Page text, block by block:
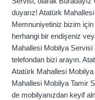
duyarız! Atatürk
Memnuniyetiniz bizim için
herhangi bir endişeniz
Mahallesi Mobilya Servisi
telefondan bizi arayın.
Atatürk Mahallesi
Mahallesi Mobilya Tamir
de mobilyanızdan keyif